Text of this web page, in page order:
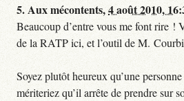
5.Aux mécontents,4 août 2010,
Beaucoup d’entre vous me font rire !
de la RATP ici, et l’outil de M.
Soyez plutôt heureux qu’une
mériteriez qu’il arrête de prendre sur